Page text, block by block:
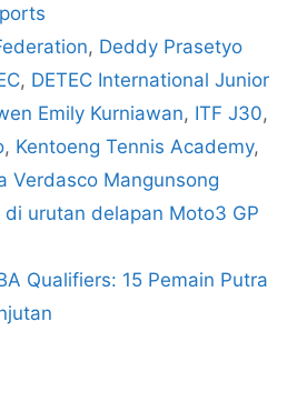
, Deddy Prasetyo
, DETEC International Junior
Emily Kurniawan, ITF J30,
, Kentoeng Tennis Academy,
Verdasco Mangunsong
di urutan delapan Moto3 GP
Qualifiers: 15 Pemain Putra